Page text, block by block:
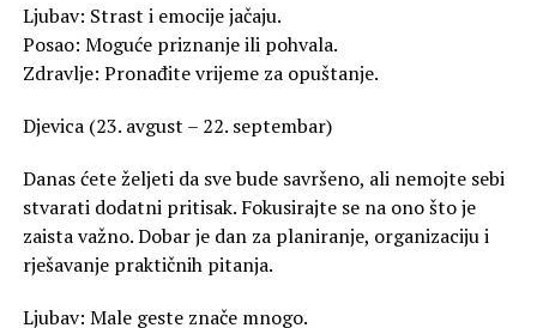
Ljubav: Strast i emocije jačaju.
Posao: Moguće priznanje ili pohvala.
Zdravlje: Pronađite vrijeme za opuštanje.
Djevica (23. avgust – 22. septembar)
Danas ćete željeti da sve bude savršeno, ali nemojte sebi
stvarati dodatni pritisak. Fokusirajte se na ono što je
zaista važno. Dobar je dan za planiranje, organizaciju i
rješavanje praktičnih pitanja.
Ljubav: Male geste znače mnogo.